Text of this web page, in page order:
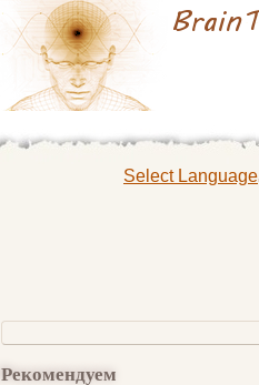
Select Language
Рекомендуем